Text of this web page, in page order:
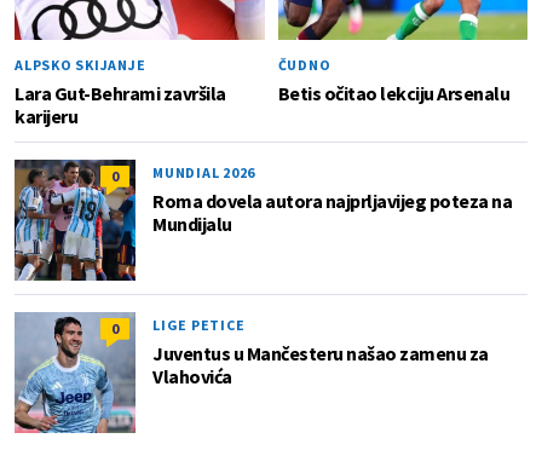
ALPSKO SKIJANJE
Lara Gut-Behrami završila
karijeru
ČUDNO
Betis očitao lekciju Arsenalu
0 MUNDIAL 2026
Roma dovela autora najprljavijeg poteza na
Mundijalu
0 LIGE PETICE
Juventus u Mančesteru našao zamenu za
Vlahovića